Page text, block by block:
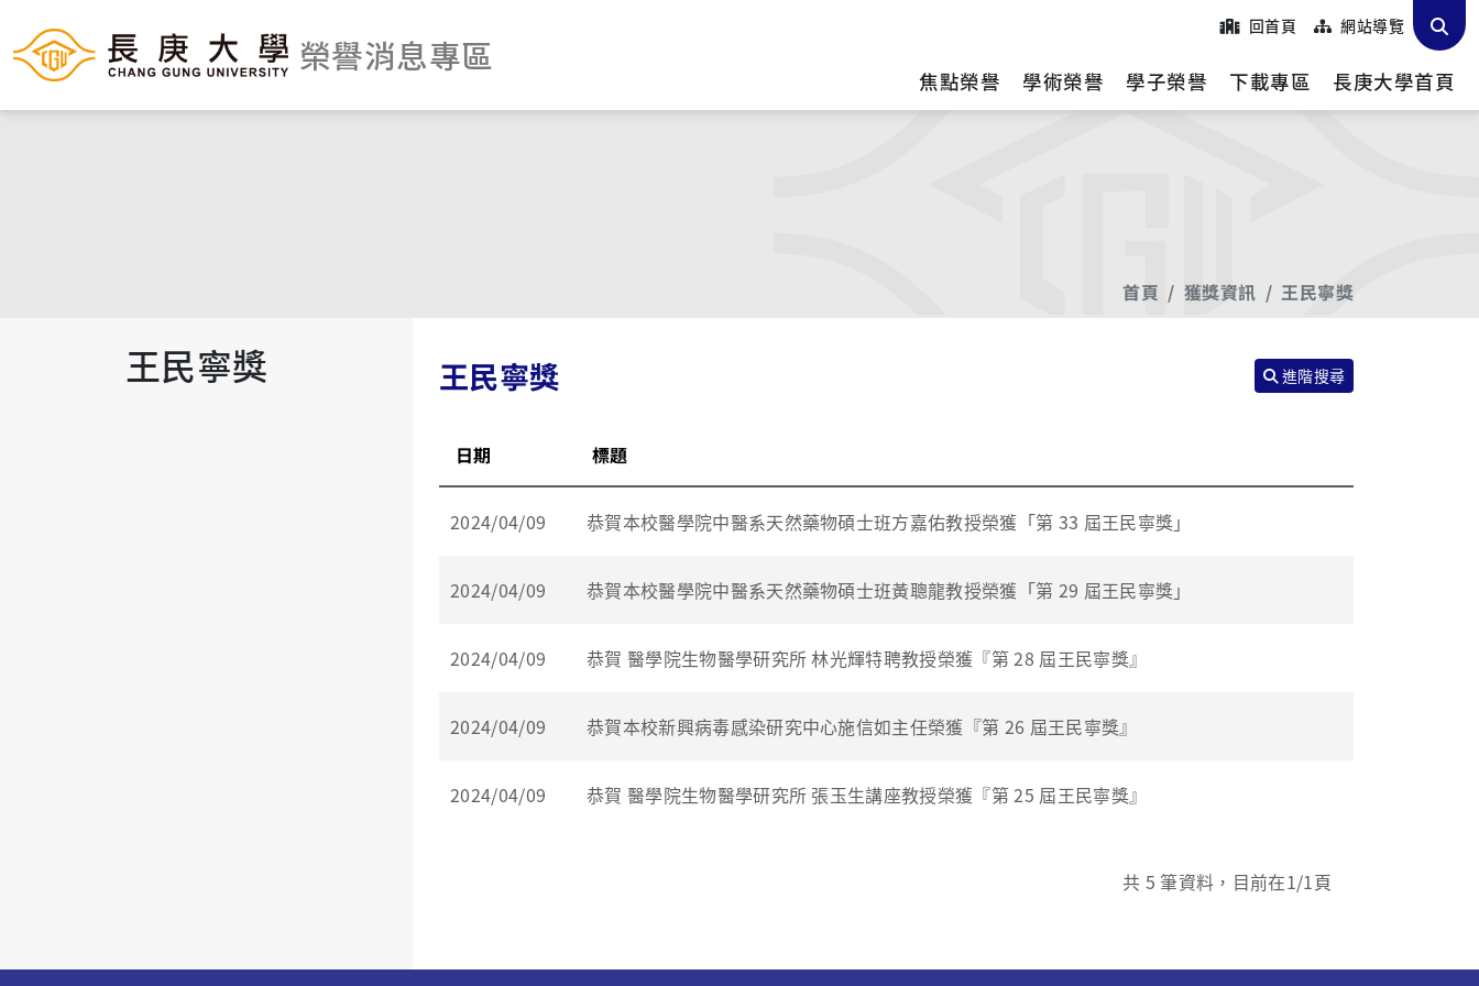
榮譽消息專區
回首頁 網站導覽
焦點榮譽 學術榮譽 學子榮譽 下載專區 長庚大學首頁
首頁 獲獎資訊 王民寧獎
王民寧獎 王民寧獎 進階搜尋
日期 標題
2024/04/09 恭賀本校醫學院中醫系天然藥物碩士班方嘉佑教授榮獲「第 33 屆王民寧獎」
2024/04/09 恭賀本校醫學院中醫系天然藥物碩士班黃聰龍教授榮獲「第 29 屆王民寧獎」
2024/04/09 恭賀 醫學院生物醫學研究所 林光輝特聘教授榮獲『第 28 屆王民寧獎』
2024/04/09 恭賀本校新興病毒感染研究中心施信如主任榮獲『第 26 屆王民寧獎』
2024/04/09 恭賀 醫學院生物醫學研究所 張玉生講座教授榮獲『第 25 屆王民寧獎』
共5 筆資料，目前在1/1頁